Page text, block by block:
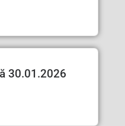
30.01.2026